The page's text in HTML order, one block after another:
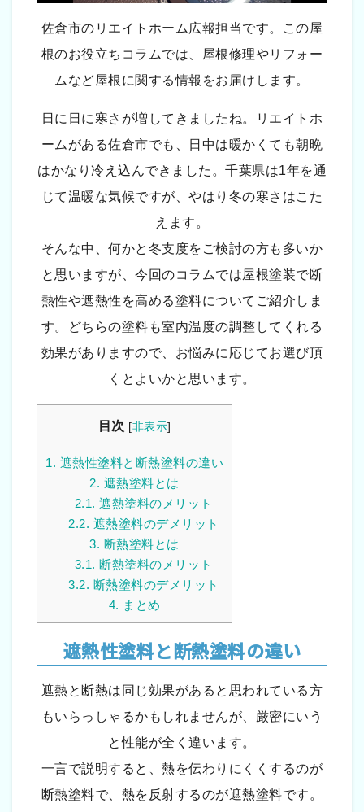
佐倉市のリエイトホーム広報担当です。この屋
根のお役立ちコラムでは、屋根修理やリフォー
ムなど屋根に関する情報をお届けします。
日に日に寒さが増してきましたね。リエイトホ
ームがある佐倉市でも、日中は暖かくても朝晩
はかなり冷え込んできました。千葉県は1年を通
じて温暖な気候ですが、やはり冬の寒さはこた
えます。
そんな中、何かと冬支度をご検討の方も多いか
と思いますが、今回のコラムでは屋根塗装で断
熱性や遮熱性を高める塗料についてご紹介しま
す。どちらの塗料も室内温度の調整してくれる
効果がありますので、お悩みに応じてお選び頂
くとよいかと思います。
目次 [非表示]
1. 遮熱性塗料と断熱塗料の違い
2. 遮熱塗料とは
2.1. 遮熱塗料のメリット
2.2. 遮熱塗料のデメリット
3. 断熱塗料とは
3.1. 断熱塗料のメリット
3.2. 断熱塗料のデメリット
4. まとめ
遮熱性塗料と断熱塗料の違い
遮熱と断熱は同じ効果があると思われている方
もいらっしゃるかもしれませんが、厳密にいう
と性能が全く違います。
一言で説明すると、熱を伝わりにくくするのが
断熱塗料で、熱を反射するのが遮熱塗料です。